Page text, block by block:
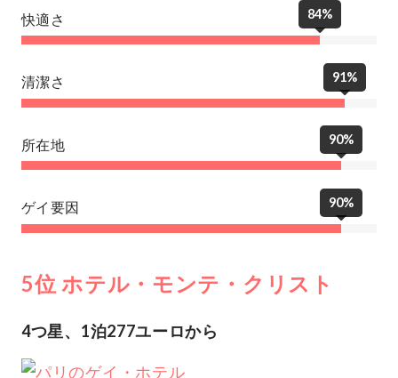
快適さ 84%
清潔さ 91%
所在地 90%
ゲイ要因 90%
5位 ホテル・モンテ・クリスト
4つ星、1泊277ユーロから